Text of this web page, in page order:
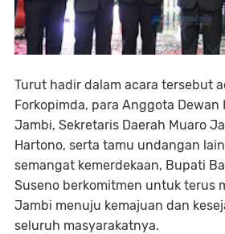
Turut hadir dalam acara tersebut
Forkopimda, para Anggota Dewan
Jambi, Sekretaris Daerah Muaro
Hartono, serta tamu undangan
semangat kemerdekaan, Bupati
Suseno berkomitmen untuk terus
Jambi menuju kemajuan dan
seluruh masyarakatnya.